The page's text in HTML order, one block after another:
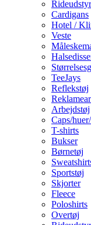
Rideudstyr
Cardigans
Hotel /
Veste
TeeJays
Reflekstøj
Arbejdstøj
Caps/
T-shirts
Bukser
Børnetøj
Sportstøj
Skjorter
Fleece
Poloshirts
Overtøj